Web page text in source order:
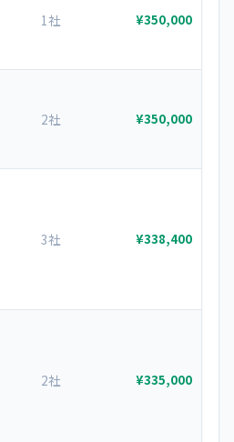
1社 ¥350,000
2社 ¥350,000
3社 ¥338,400
2社 ¥335,000